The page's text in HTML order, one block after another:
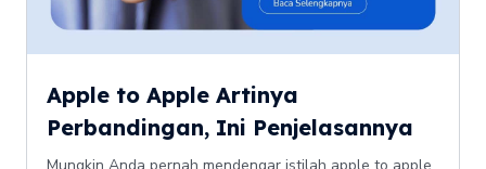
Apple to Apple Artinya
Perbandingan, Ini Penjelasannya